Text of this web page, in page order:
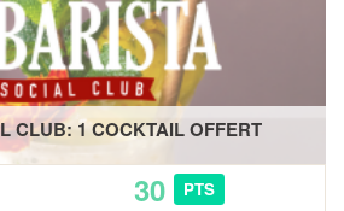
CLUB: 1 COCKTAIL OFFERT
30 PTS